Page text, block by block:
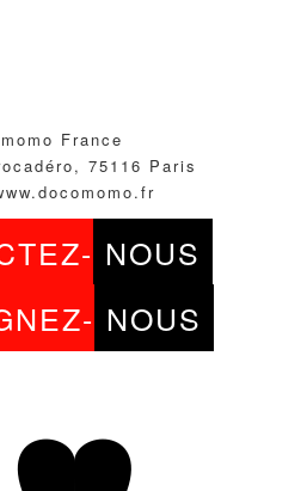
France
75116 Paris
NOUS
NOUS